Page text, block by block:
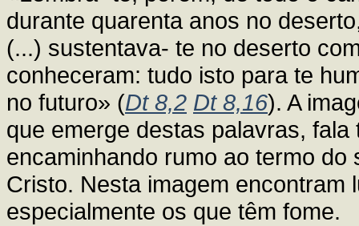
durante quarenta anos no
(...) sustentava- te no deserto
conheceram: tudo isto para te
no futuro» (Dt 8,2 Dt 8,16). A
que emerge destas palavras,
encaminhando rumo ao termo
Cristo. Nesta imagem
especialmente os que têm fome.